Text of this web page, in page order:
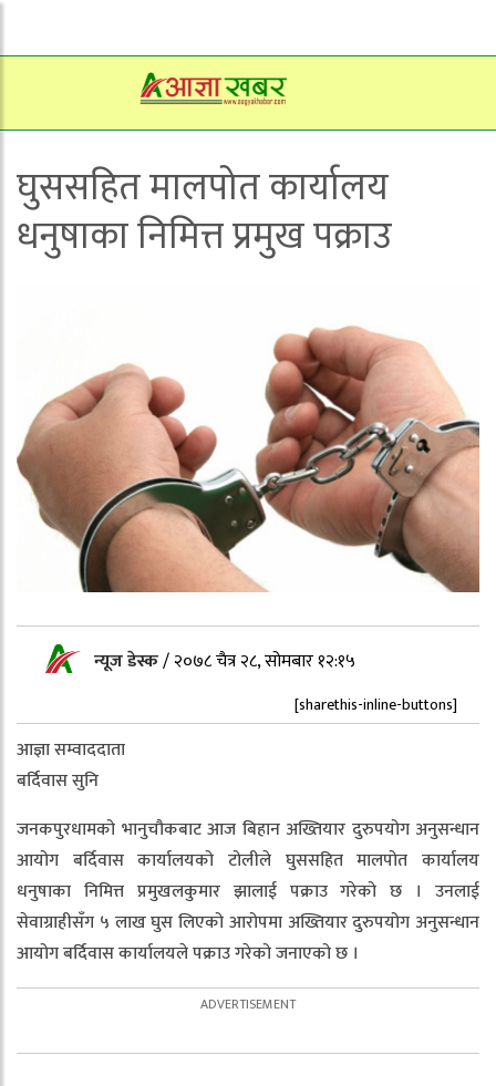
घुससहित मालपोत कार्यालय
धनुषाका निमित्त प्रमुख पक्राउ
न्यूज डेस्क/२०७८ चैत्र २८, सोमबार १२:१५
[sharethis-inline-buttons]
आज्ञा सम्वाददाता
बर्दिवास सुनि
जनकपुरधामको भानुचौकबाट आज बिहान अख्तियार दुरुपयोग अनुसन्धान
आयोग बर्दिवास कार्यालयको टोलीले घुससहित मालपोत कार्यालय
धनुषाका निमित्त प्रमुखलकुमार झालाई पक्राउ गरेको छ । उनलाई
सेवाग्राहीसँग ५ लाख घुस लिएको आरोपमा अख्तियार दुरुपयोग अनुसन्धान
आयोग बर्दिवास कार्यालयले पक्राउ गरेको जनाएको छ ।